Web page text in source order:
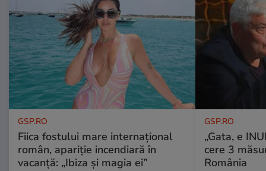
GSP.RO
Fiica fostului mare internațional
român, apariție incendiară în
vacanță: „Ibiza și magia ei”
GSP.RO
„Gata, e
cere 3
România